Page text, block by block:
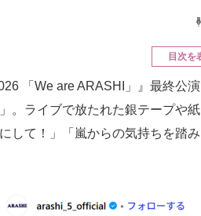
目次を
「We are ARASHI」』最終公
。ライブで放たれた銀テープや
して！」「嵐からの気持ちを踏